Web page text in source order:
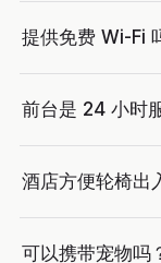
提供免费 Wi-Fi
前台是 24 小时
酒店方便轮椅出
可以携带宠物吗